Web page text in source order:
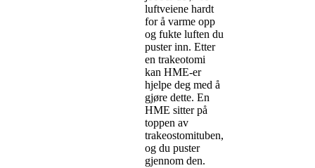
luftveiene hardt
for å varme opp
og fukte luften du
puster inn. Etter
en trakeotomi
kan HME-er
hjelpe deg med å
gjøre dette. En
HME sitter på
toppen av
trakeostomituben,
og du puster
gjennom den.